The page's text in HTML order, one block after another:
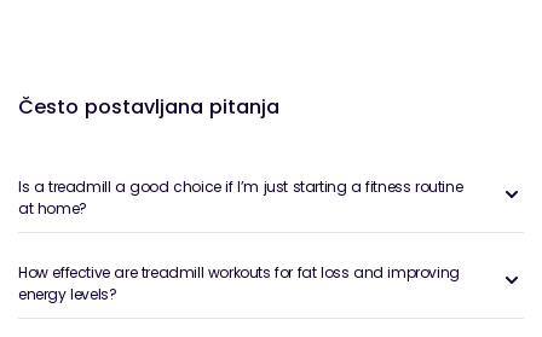
maraton, naše trake za trčanje pružaju savršen
odgovara vašim ciljevima i načinu života.
Često postavljana pitanja
Is a treadmill a good choice if I’m just starting a fitness routine
at home?
How effective are treadmill workouts for fat loss and improving
energy levels?